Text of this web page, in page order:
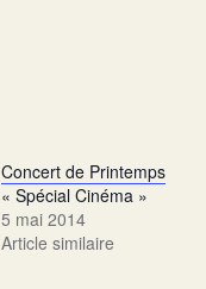
Concert de Printemps
« Spécial Cinéma »
5 mai 2014
Article similaire